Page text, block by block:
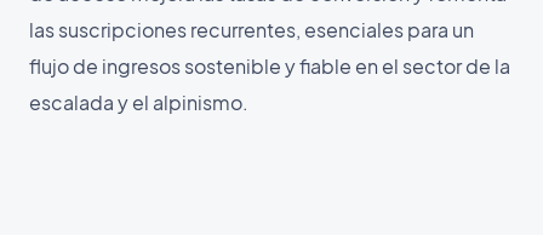
las suscripciones recurrentes, esenciales para un
flujo de ingresos sostenible y fiable en el sector de la
escalada y el alpinismo.